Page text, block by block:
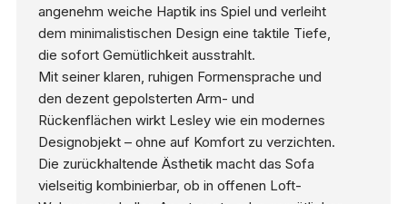
angenehm weiche Haptik ins Spiel und verleiht
dem minimalistischen Design eine taktile Tiefe,
die sofort Gemütlichkeit ausstrahlt.
Mit seiner klaren, ruhigen Formensprache und
den dezent gepolsterten Arm- und
Rückenflächen wirkt Lesley wie ein modernes
Designobjekt – ohne auf Komfort zu verzichten.
Die zurückhaltende Ästhetik macht das Sofa
vielseitig kombinierbar, ob in offenen Loft-